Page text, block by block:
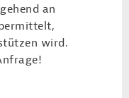
an
wird.